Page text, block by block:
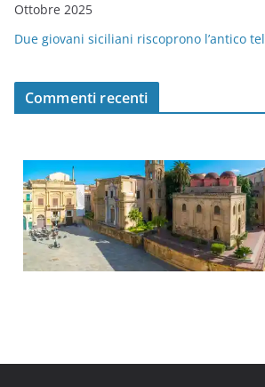
Ottobre 2025
Due giovani siciliani riscoprono l’antico
Commenti recenti